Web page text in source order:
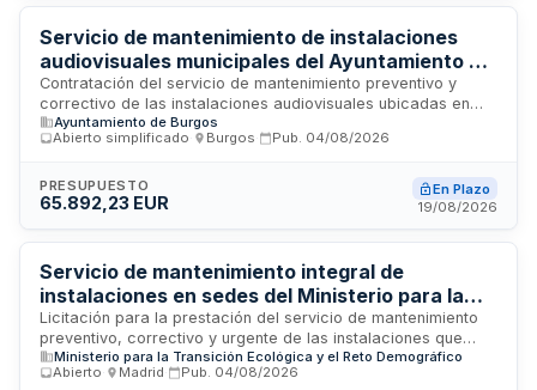
como instalaciones vinculadas a eventos y actividades
propias de la entidad.
Servicio de mantenimiento de instalaciones
audiovisuales municipales del Ayuntamiento de
Burgos
Contratación del servicio de mantenimiento preventivo y
correctivo de las instalaciones audiovisuales ubicadas en
dependencias municipales del Ayuntamiento de Burgos,
incluyendo la Sala Capitular, Sala de Usos Múltiples, Sala de
comprende trabajos de mantenimiento técnico, reposición de
materiales por obsolescencia y control periódico de
primera electricista y Técnico en audiovisuales. La duración
del contrato es de tres años con posibilidad de prórroga
anual hasta dos años adicionales.
Ayuntamiento de Burgos
Abierto simplificado
Burgos Pub. 04/08/2026
PRESUPUESTO
65.892,23 EUR
En Plazo
19/08/2026
Servicio de mantenimiento integral de
instalaciones en sedes del Ministerio para la
Transición Ecológica y el Reto Demográfico en
el sureste peninsular
Licitación para la prestación del servicio de mantenimiento
preventivo, correctivo y urgente de las instalaciones que
forman parte de las sedes del Ministerio para la Transición
Ecológica y el Reto Demográfico ubicadas en el sureste
Ministerio para la Transición Ecológica y el Reto Demográfico
Abierto
Madrid Pub. 04/08/2026